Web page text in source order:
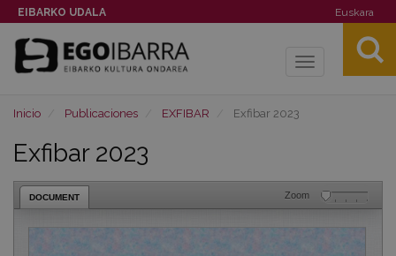
EIBARKO UDALA Euskara
Toggle
Inicio Publicaciones EXFIBAR Exfibar 2023
Exfibar 2023
DOCUMENT Zoom